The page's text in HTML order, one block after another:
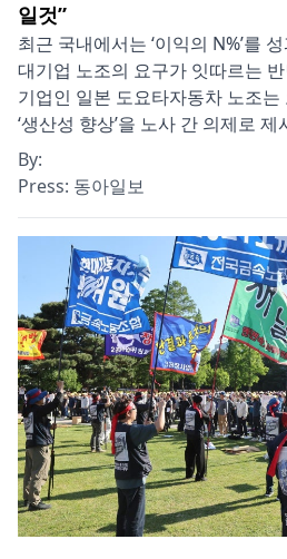
일것”
최근 국내에서는 ‘이익의 N%’를
대기업 노조의 요구가 잇따르는
기업인 일본 도요타자동차 노조
‘생산성 향상’을 노사 간 의제로 제
By:
Press: 동아일보